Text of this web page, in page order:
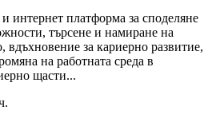
интернет платформа за споделяне
търсене и намиране на
вдъхновение за кариерно развитие,
на работната среда в
щасти...